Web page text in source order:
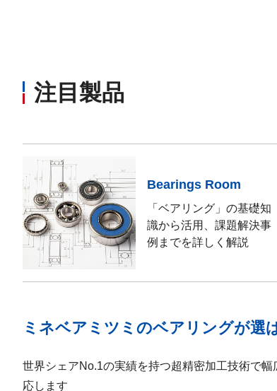
注目製品
Bearings Room
「ベアリング」の基礎知
識から活用、課題解決事
例までを詳しく解説
ミネベアミツミのベアリングが選
世界シェアNo.1の実績を持つ超精密加工技術で幅
応します